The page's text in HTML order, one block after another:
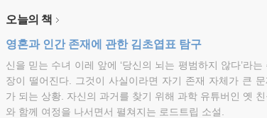
오늘의 책
영혼과 인간 존재에 관한 김초엽표 탐구
신을 믿는 수녀 이레 앞에 ‘당신의 뇌는 평범하지 않다’라는
장이 떨어진다. 그것이 사실이라면 자기 존재 자체가 큰 문
가 되는 상황. 자신의 과거를 찾기 위해 과학 유튜버인 옛 친
와 함께 여정을 나서면서 펼쳐지는 로드트립 소설.